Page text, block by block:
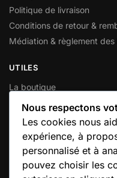
Politique de livraison
Conditions de retour &
Médiation & règlement des
UTILES
La boutique
Mon compte
Votre panier
Contactez-nous
INFORMATIONS GÉNÉRALES
Nous respectons
Les cookies nous
expérience, à
personnalisé et à
pouvez choisir les